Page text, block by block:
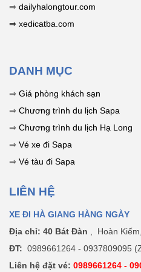
"phượt" Hà
⇒ dailyhalongtour.com
⇒ xedicatba.com
DANH MỤC
⇒ Giá phòng khách sạn
⇒ Chương trình du lịch Sapa
⇒ Chương trình du lịch Hạ Long
⇒ Vé xe đi Sapa
⇒ Vé tàu đi Sapa
LIÊN HỆ
XE ĐI HÀ GIANG HÀNG NGÀY
Địa chỉ: 40 Bát Đàn
, Hoàn
ĐT: 0989661264 - 0937809095
Liên hệ đặt vé: 0989661264 -